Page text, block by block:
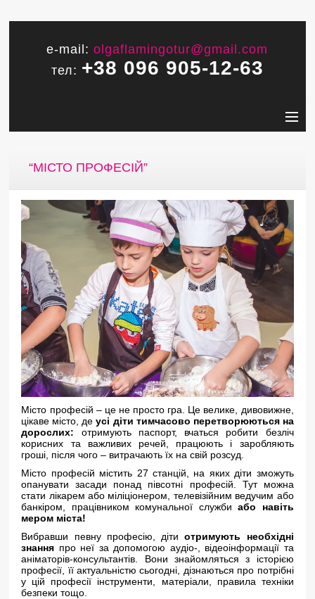
e-mail:olgaflamingotur@gmail.com
тел: +38 096 905-12-63
“МІСТО ПРОФЕСІЙ”
Місто професій – це не просто гра. Це велике, дивовижне,
цікаве місто, деусі діти тимчасово перетворюються на
дорослих: отримують паспорт, вчаться робити безліч
корисних та важливих речей, працюють і заробляють
гроші, після чого – витрачають їх на свій розсуд.
Місто професій містить 27 станцій, на яких діти зможуть
опанувати засади понад півсотні професій. Тут можна
стати лікарем або міліціонером, телевізійним ведучим або
банкіром, працівником комунальної службиабо навіть
мером міста!
Вибравши певну професію, діти отримують необхідні
знання про неї за допомогою аудіо-, відеоінформації та
аніматорів-консультантів. Вони знайомляться з історією
професії, її актуальністю сьогодні, дізнаються про потрібні
у цій професії інструменти, матеріали, правила техніки
безпеки тощо.